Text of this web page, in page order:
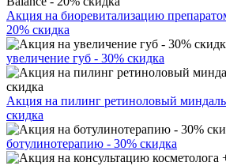
Акция на биоревитализацию
20% скидка
увеличение губ - 30% скидка
Акция на пилинг ретиноловый
скидка
ботулинотерапию - 30% скидка